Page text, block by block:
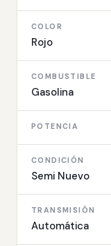
COLOR
Rojo
COMBUSTIBLE
Gasolina
POTENCIA
CONDICIÓN
Semi Nuevo
TRANSMISIÓN
Automática